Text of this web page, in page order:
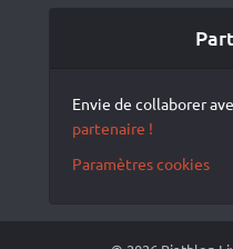
Envie de collaborer
partenaire !
Paramètres cookies